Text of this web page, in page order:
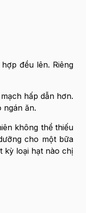
đều lên. Riêng
hấp dẫn hơn.
ngán ăn.
không thể thiếu
cho một bữa
kỳ loại hạt nào chị